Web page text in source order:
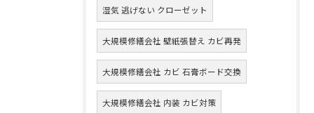
湿気 逃げない クローゼット
大規模修繕会社 壁紙張替え カビ再発
大規模修繕会社 カビ 石膏ボード交換
大規模修繕会社 内装 カビ対策